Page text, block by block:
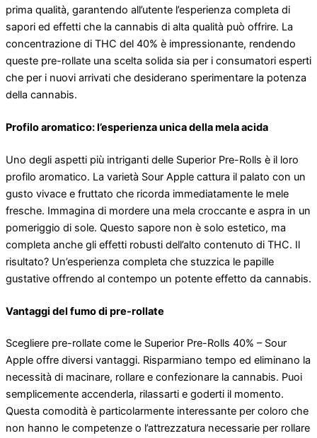
prima qualità, garantendo all’utente l’esperienza completa di
sapori ed effetti che la cannabis di alta qualità può offrire. La
concentrazione di THC del 40% è impressionante, rendendo
queste pre-rollate una scelta solida sia per i consumatori esperti
che per i nuovi arrivati ​​che desiderano sperimentare la potenza
della cannabis.
Profilo aromatico: l’esperienza unica della mela acida
Uno degli aspetti più intriganti delle Superior Pre-Rolls è il loro
profilo aromatico. La varietà Sour Apple cattura il palato con un
gusto vivace e fruttato che ricorda immediatamente le mele
fresche. Immagina di mordere una mela croccante e aspra in un
pomeriggio di sole. Questo sapore non è solo estetico, ma
completa anche gli effetti robusti dell’alto contenuto di THC. Il
risultato? Un’esperienza completa che stuzzica le papille
gustative offrendo al contempo un potente effetto da cannabis.
Vantaggi del fumo di pre-rollate
Scegliere pre-rollate come le Superior Pre-Rolls 40% – Sour
Apple offre diversi vantaggi. Risparmiano tempo ed eliminano la
necessità di macinare, rollare e confezionare la cannabis. Puoi
semplicemente accenderla, rilassarti e goderti il ​​momento.
Questa comodità è particolarmente interessante per coloro che
non hanno le competenze o l’attrezzatura necessarie per rollare